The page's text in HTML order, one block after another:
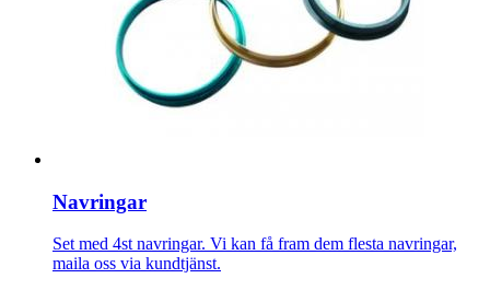
Navringar
Set med 4st navringar. Vi kan få fram dem flesta navringar,
maila oss via kundtjänst.